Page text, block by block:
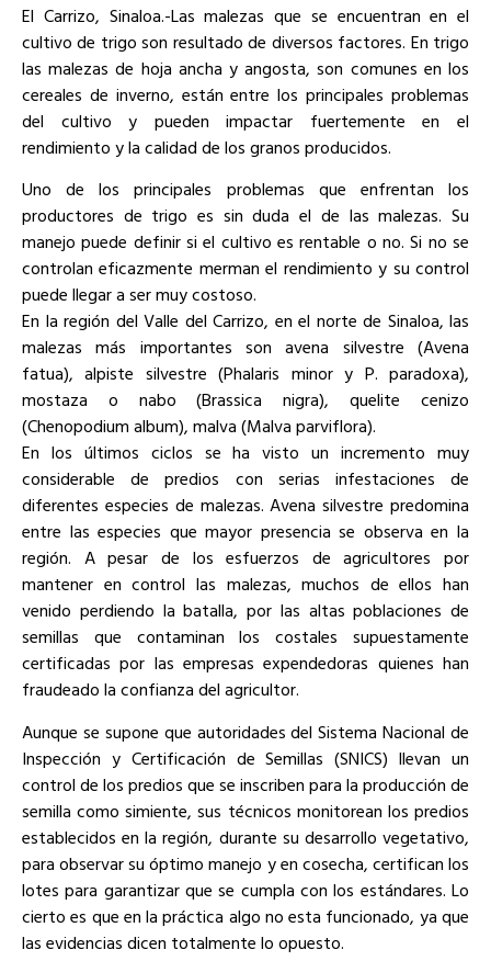
El Carrizo, Sinaloa.-Las malezas que se encuentran en el
cultivo de trigo son resultado de diversos factores. En trigo
las malezas de hoja ancha y angosta, son comunes en los
cereales de inverno, están entre los principales problemas
del cultivo y pueden impactar fuertemente en el
rendimiento y la calidad de los granos producidos.
Uno de los principales problemas que enfrentan los
productores de trigo es sin duda el de las malezas. Su
manejo puede definir si el cultivo es rentable o no. Si no se
controlan eficazmente merman el rendimiento y su control
puede llegar a ser muy costoso.
En la región del Valle del Carrizo, en el norte de Sinaloa, las
malezas más importantes son avena silvestre (Avena
fatua), alpiste silvestre (Phalaris minor y P. paradoxa),
mostaza o nabo (Brassica nigra), quelite cenizo
(Chenopodium album), malva (Malva parviflora).
En los últimos ciclos se ha visto un incremento muy
considerable de predios con serias infestaciones de
diferentes especies de malezas. Avena silvestre predomina
entre las especies que mayor presencia se observa en la
región. A pesar de los esfuerzos de agricultores por
mantener en control las malezas, muchos de ellos han
venido perdiendo la batalla, por las altas poblaciones de
semillas que contaminan los costales supuestamente
certificadas por las empresas expendedoras quienes han
fraudeado la confianza del agricultor.
Aunque se supone que autoridades del Sistema Nacional de
Inspección y Certificación de Semillas (SNICS) llevan un
control de los predios que se inscriben para la producción de
semilla como simiente, sus técnicos monitorean los predios
establecidos en la región, durante su desarrollo vegetativo,
para observar su óptimo manejo y en cosecha, certifican los
lotes para garantizar que se cumpla con los estándares. Lo
cierto es que en la práctica algo no esta funcionado, ya que
las evidencias dicen totalmente lo opuesto.